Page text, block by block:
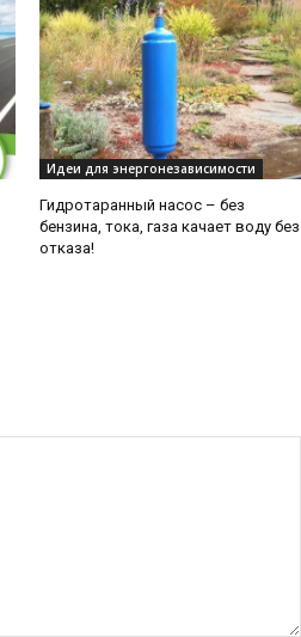
Идеи для энергонезависимости
Гидротаранный насос – без
бензина, тока, газа качает воду без
отказа!